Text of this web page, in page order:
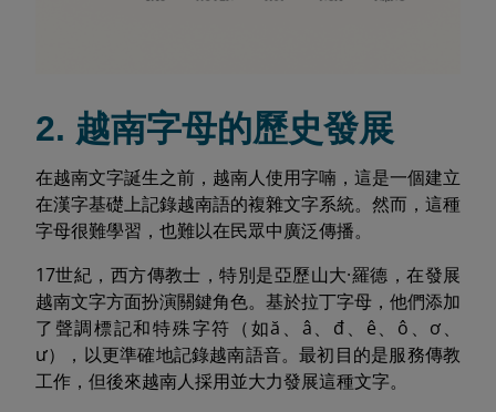
2. 越南字母的歷史發展
在越南文字誕生之前，越南人使用字喃，這是一個建立
在漢字基礎上記錄越南語的複雜文字系統。然而，這種
字母很難學習，也難以在民眾中廣泛傳播。
17世紀，西方傳教士，特別是亞歷山大·羅德，在發展
越南文字方面扮演關鍵角色。基於拉丁字母，他們添加
了聲調標記和特殊字符（如ă、â、đ、ê、ô、ơ、
ư），以更準確地記錄越南語音。最初目的是服務傳教
工作，但後來越南人採用並大力發展這種文字。